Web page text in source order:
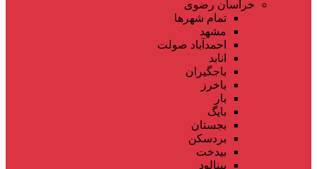
خراسان رضوی
تمام شهر‌ها
مشهد
احمدآباد صولت
انابد
باجگیران
باخرز
بار
بایگ
بجستان
بردسکن
بیدخت
بینالود